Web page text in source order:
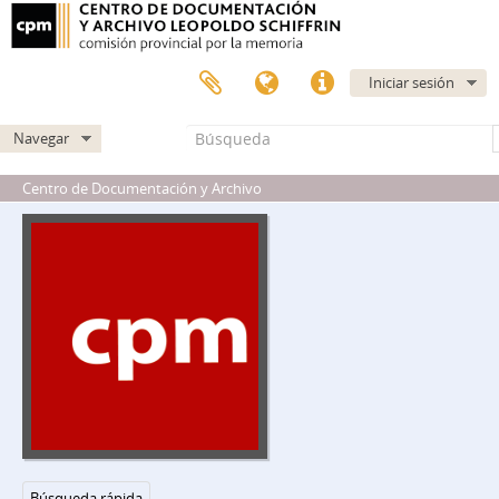
Iniciar sesión
Navegar
Centro de Documentación y Archivo
DIPPBA - Dirección de Inteligencia de la Policía de la Provincia de Buenos Aires
A - Mesa A
C - Mesa C
re - Referencia Especial Prontuarios
col - Colateral
3-62.t1 - Colateral - Alianza popular revolucionaria americana partido aprista argentina A.P.R.A.